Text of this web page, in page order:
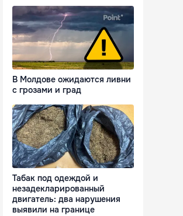
В Молдове ожидаются ливни
с грозами и град
Табак под одеждой и
незадекларированный
двигатель: два нарушения
выявили на границе